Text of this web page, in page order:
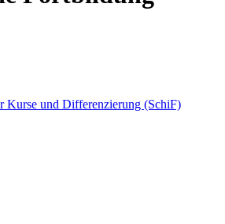
Kurse und Differenzierung (SchiF)